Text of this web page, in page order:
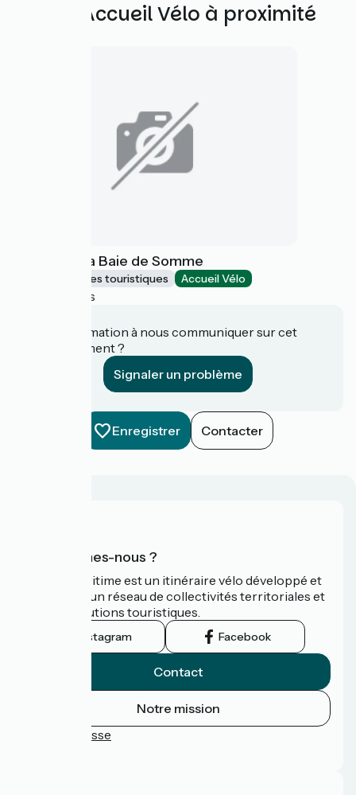
Autres Accueil Vélo à proximité
Maison de la Baie de Somme
Musées et sites touristiques Accueil Vélo
Lanchères
Une information à nous communiquer sur cet
établissement ?
Signaler un problème
Enregistrer Contacter
Qui sommes-nous ?
La Vélomaritime est un itinéraire vélo développé et
promu par un réseau de collectivités territoriales et
leurs institutions touristiques.
Instagram Facebook
Contact
Notre mission
Espace Presse